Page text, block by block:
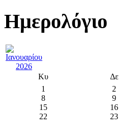
Ημερολόγιο
Κυ Δε
1
2
8
9
15
16
22
23